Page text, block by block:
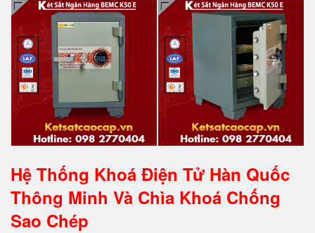
Hệ Thống Khoá Điện Tử Hàn Quốc
Thông Minh Và Chìa Khoá Chống
Sao Chép